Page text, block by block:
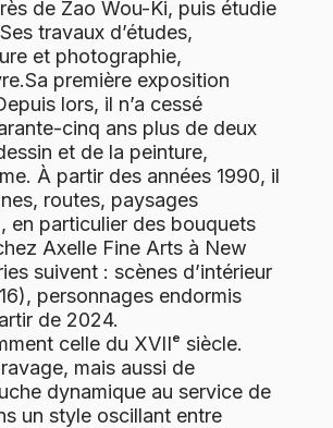
de Zao Wou-Ki, puis étudie
travaux d’études,
et photographie,
première exposition
lors, il n’a cessé
cinq ans plus de deux
et de la peinture,
À partir des années 1990, il
routes, paysages
en particulier des bouquets
Axelle Fine Arts à New
suivent : scènes d’intérieur
personnages endormis
de 2024.
celle du XVIIᵉ siècle.
mais aussi de
dynamique au service de
un style oscillant entre